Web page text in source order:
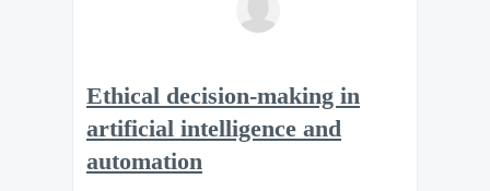
Ethical decision-making in
artificial intelligence and
automation